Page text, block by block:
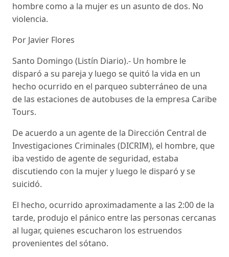
hombre como a la mujer es un asunto de dos. No
violencia.
Por Javier Flores
Santo Domingo (Listín Diario).- Un hombre le
disparó a su pareja y luego se quitó la vida en un
hecho ocurrido en el parqueo subterráneo de una
de las estaciones de autobuses de la empresa Caribe
Tours.
De acuerdo a un agente de la Dirección Central de
Investigaciones Criminales (DICRIM), el hombre, que
iba vestido de agente de seguridad, estaba
discutiendo con la mujer y luego le disparó y se
suicidó.
El hecho, ocurrido aproximadamente a las 2:00 de la
tarde, produjo el pánico entre las personas cercanas
al lugar, quienes escucharon los estruendos
provenientes del sótano.